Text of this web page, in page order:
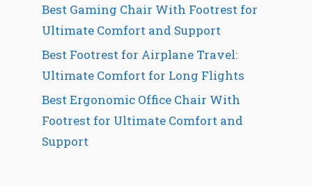
Best Gaming Chair With Footrest for
Ultimate Comfort and Support
Best Footrest for Airplane Travel:
Ultimate Comfort for Long Flights
Best Ergonomic Office Chair With
Footrest for Ultimate Comfort and
Support